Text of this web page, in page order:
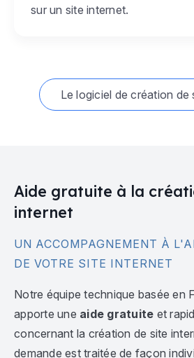
sur un site internet.
Le logiciel de création de
Aide gratuite à la
internet
UN ACCOMPAGNEMENT À
DE VOTRE SITE INTERNET
Notre équipe technique basée en
apporte une aide gratuite et
concernant la création de site
demande est traitée de façon